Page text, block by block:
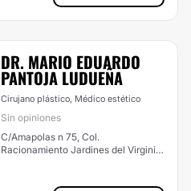
DR. MARIO EDUARDO
PANTOJA LUDUEÑA
Cirujano plástico, Médico estético
Sin opiniones
C/Amapolas n 75, Col.
Racionamiento Jardines del Virginia